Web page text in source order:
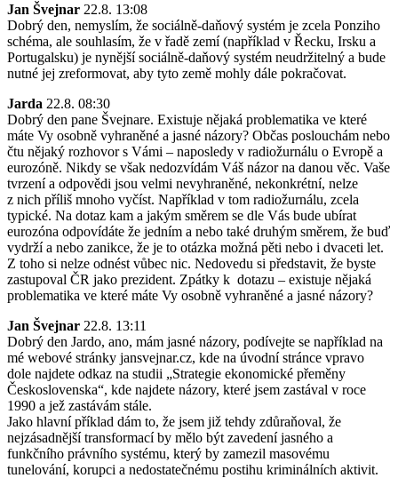
Jan Švejnar 22.8. 13:08
Dobrý den, nemyslím, že sociálně-daňový systém je zcela Ponziho
schéma, ale souhlasím, že v řadě zemí (například v Řecku, Irsku a
Portugalsku) je nynější sociálně-daňový systém neudržitelný a bude
nutné jej zreformovat, aby tyto země mohly dále pokračovat.
Jarda 22.8. 08:30
Dobrý den pane Švejnare. Existuje nějaká problematika ve které
máte Vy osobně vyhraněné a jasné názory? Občas poslouchám nebo
čtu nějaký rozhovor s Vámi – naposledy v radiožurnálu o Evropě a
eurozóně. Nikdy se však nedozvídám Váš názor na danou věc. Vaše
tvrzení a odpovědi jsou velmi nevyhraněné, nekonkrétní, nelze
z nich příliš mnoho vyčíst. Například v tom radiožurnálu, zcela
typické. Na dotaz kam a jakým směrem se dle Vás bude ubírat
eurozóna odpovídáte že jedním a nebo také druhým směrem, že buď
vydrží a nebo zanikce, že je to otázka možná pěti nebo i dvaceti let.
Z toho si nelze odnést vůbec nic. Nedovedu si představit, že byste
zastupoval ČR jako prezident. Zpátky k dotazu – existuje nějaká
problematika ve které máte Vy osobně vyhraněné a jasné názory?
Jan Švejnar 22.8. 13:11
Dobrý den Jardo, ano, mám jasné názory, podívejte se například na
mé webové stránky jansvejnar.cz, kde na úvodní stránce vpravo
dole najdete odkaz na studii „Strategie ekonomické přeměny
Československa“, kde najdete názory, které jsem zastával v roce
1990 a jež zastávám stále.
Jako hlavní příklad dám to, že jsem již tehdy zdůraňoval, že
nejzásadnější transformací by mělo být zavedení jasného a
funkčního právního systému, který by zamezil masovému
tunelování, korupci a nedostatečnému postihu kriminálních aktivit.